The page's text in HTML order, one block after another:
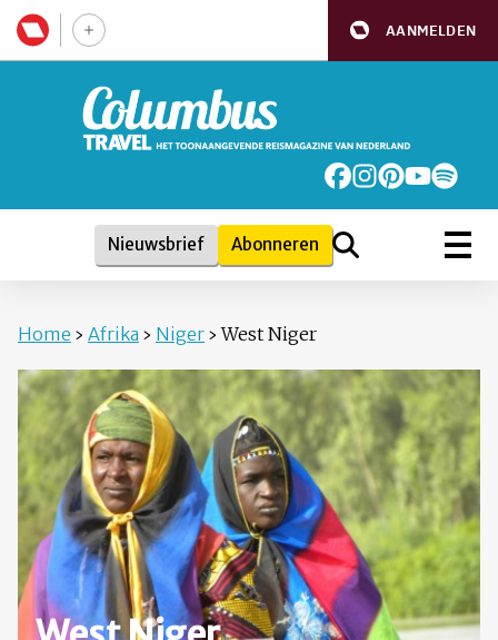
AANMELDEN
Nieuwsbrief Abonneren
Home › Afrika › Niger › West Niger